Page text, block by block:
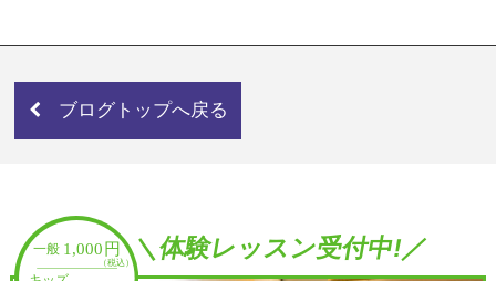
ブログトップへ戻る
＼体験レッスン受付中!／